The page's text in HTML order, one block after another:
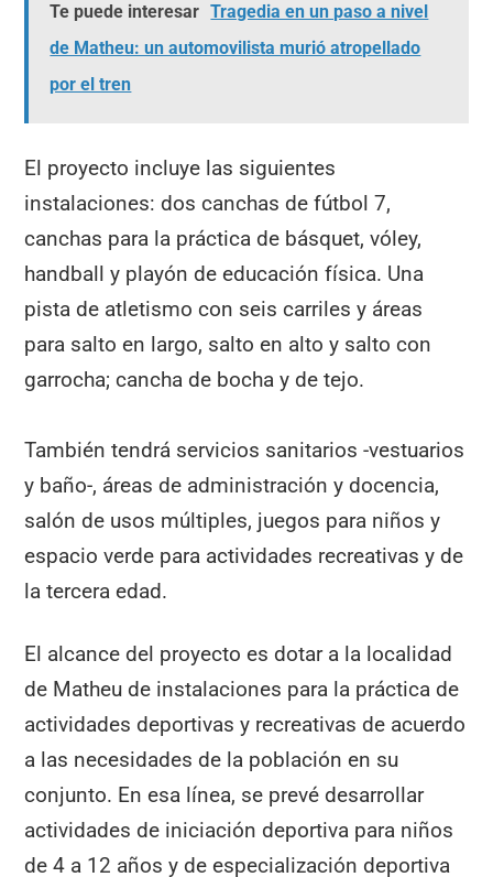
Te puede interesar Tragedia en un paso a nivel
de Matheu: un automovilista murió atropellado
por el tren
El proyecto incluye las siguientes
instalaciones: dos canchas de fútbol 7,
canchas para la práctica de básquet, vóley,
handball y playón de educación física. Una
pista de atletismo con seis carriles y áreas
para salto en largo, salto en alto y salto con
garrocha; cancha de bocha y de tejo.
También tendrá servicios sanitarios -vestuarios
y baño-, áreas de administración y docencia,
salón de usos múltiples, juegos para niños y
espacio verde para actividades recreativas y de
la tercera edad.
El alcance del proyecto es dotar a la localidad
de Matheu de instalaciones para la práctica de
actividades deportivas y recreativas de acuerdo
a las necesidades de la población en su
conjunto. En esa línea, se prevé desarrollar
actividades de iniciación deportiva para niños
de 4 a 12 años y de especialización deportiva